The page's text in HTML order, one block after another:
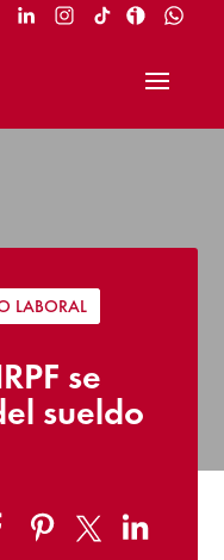
LABORAL
se
sueldo